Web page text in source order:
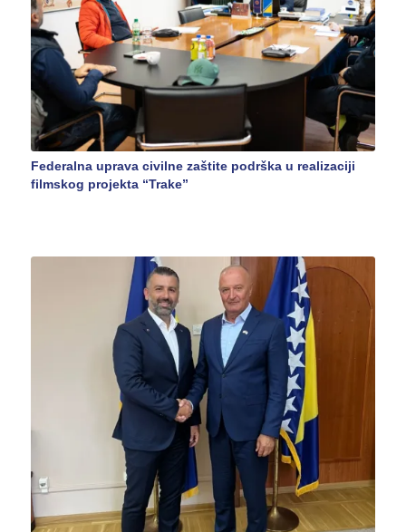
Federalna uprava civilne zaštite podrška u realizaciji
filmskog projekta “Trake”